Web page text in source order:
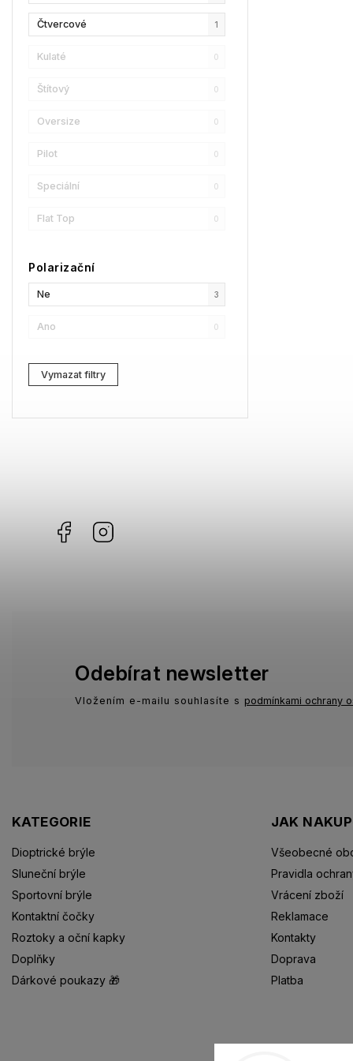
HUGO
Bollé
FILA
SPY
Harley-Davidson
Čtvercové 1
Kulaté 0
Štítový 0
Oversize 0
Pilot 0
Speciální 0
Flat Top 0
Polarizační
Ne 3
Ano 0
Vymazat filtry
Facebook
KATEGORIE
Dioptrické brýle
Sluneční brýle
Sportovní brýle
Kontaktní čočky
Roztoky a oční kapky
Doplňky
Dárkové poukazy 🎁
JAK
Všeobecné
Pravidla
Vrácení zboží
Reklamace
Kontakty
Doprava
Platba
Odebírat newsletter
Vložením e-mailu souhlasíte s podmínkami ochrany